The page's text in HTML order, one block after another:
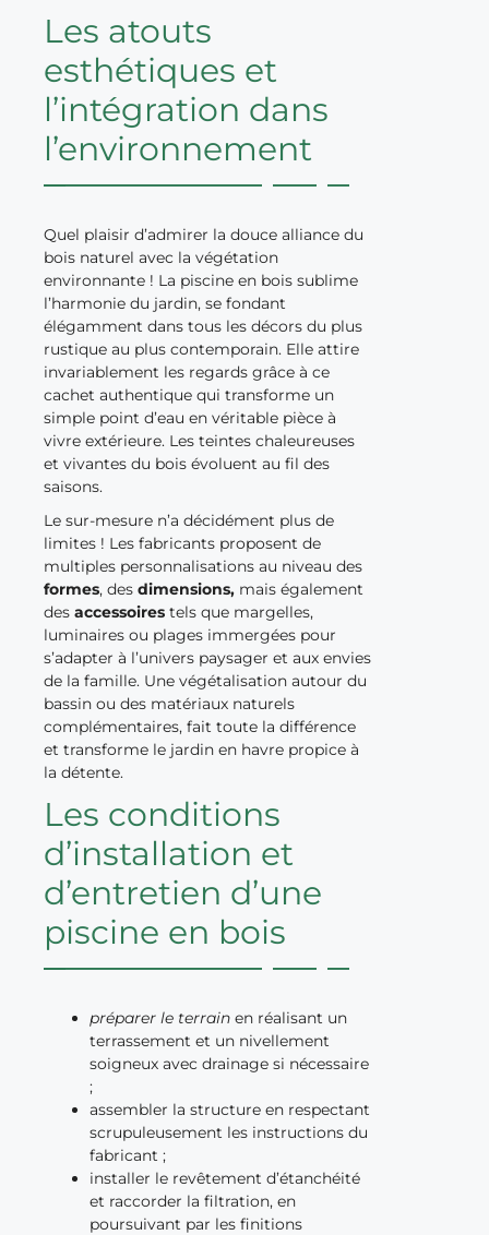
Les atouts
esthétiques et
l’intégration dans
l’environnement
Quel plaisir d’admirer la douce alliance du
bois naturel avec la végétation
environnante ! La piscine en bois sublime
l’harmonie du jardin, se fondant
élégamment dans tous les décors du plus
rustique au plus contemporain. Elle attire
invariablement les regards grâce à ce
cachet authentique qui transforme un
simple point d’eau en véritable pièce à
vivre extérieure. Les teintes chaleureuses
et vivantes du bois évoluent au fil des
saisons.
Le sur-mesure n’a décidément plus de
limites ! Les fabricants proposent de
multiples personnalisations au niveau des
formes, des dimensions, mais également
des accessoires tels que margelles,
luminaires ou plages immergées pour
s’adapter à l’univers paysager et aux envies
de la famille. Une végétalisation autour du
bassin ou des matériaux naturels
complémentaires, fait toute la différence
et transforme le jardin en havre propice à
la détente.
Les conditions
d’installation et
d’entretien d’une
piscine en bois
préparer le terrain en réalisant un
terrassement et un nivellement
soigneux avec drainage si nécessaire
;
assembler la structure en respectant
scrupuleusement les instructions du
fabricant ;
installer le revêtement d’étanchéité
et raccorder la filtration, en
poursuivant par les finitions